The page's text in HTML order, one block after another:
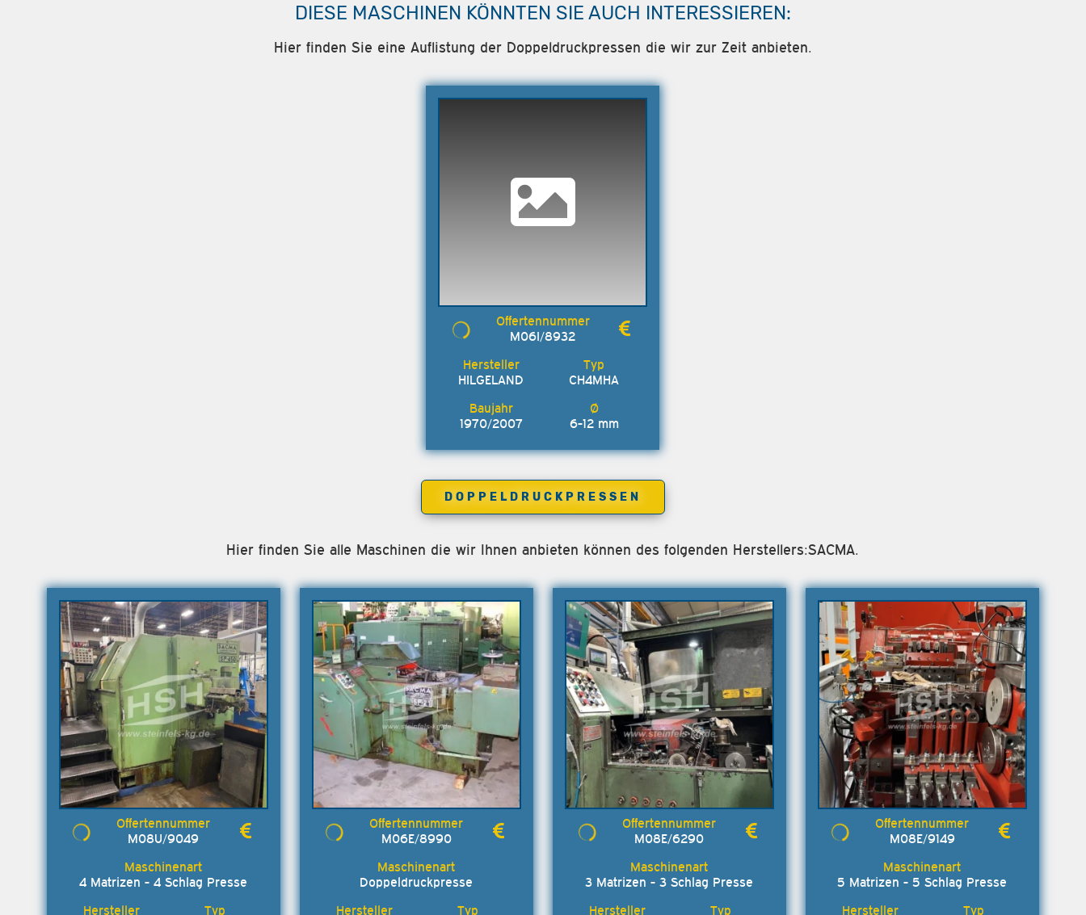
DIESE MASCHINEN KÖNNTEN SIE AUCH INTERESSIEREN:
Hier finden Sie eine Auflistung der Doppeldruckpressen die wir zur Zeit anbieten.
M06I/8932
HILGELAND CH4MHA
1970/2007 6-12 mm
DOPPELDRUCKPRESSEN
Hier finden Sie alle Maschinen die wir Ihnen anbieten können des folgenden Herstellers:SACMA.
M08U/9049
4 Matrizen - 4 Schlag Presse
M06E/8990
Doppeldruckpresse
M08E/6290
3 Matrizen - 3 Schlag Presse
M08E/9149
5 Matrizen - 5 Schlag Presse